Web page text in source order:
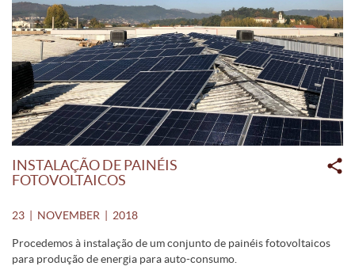
INSTALAÇÃO DE PAINÉIS
FOTOVOLTAICOS
23 | NOVEMBER | 2018
Procedemos à instalação de um conjunto de painéis fotovoltaicos
para produção de energia para auto-consumo.